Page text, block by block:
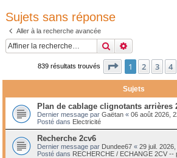
Sujets sans réponse
Aller à la recherche avancée
Rechercher
839 résultats trouvés Page 1sur21
1 2 3 4
Sujets
Plan de cablage clignotants arrières
Dernier message par Gaëtan « 06 août 2026,
Posté dans Electricité
Recherche 2cv6
Dernier message par Dundee67 « 29 juil.
Posté dans RECHERCHE / ECHANGE 2CV --